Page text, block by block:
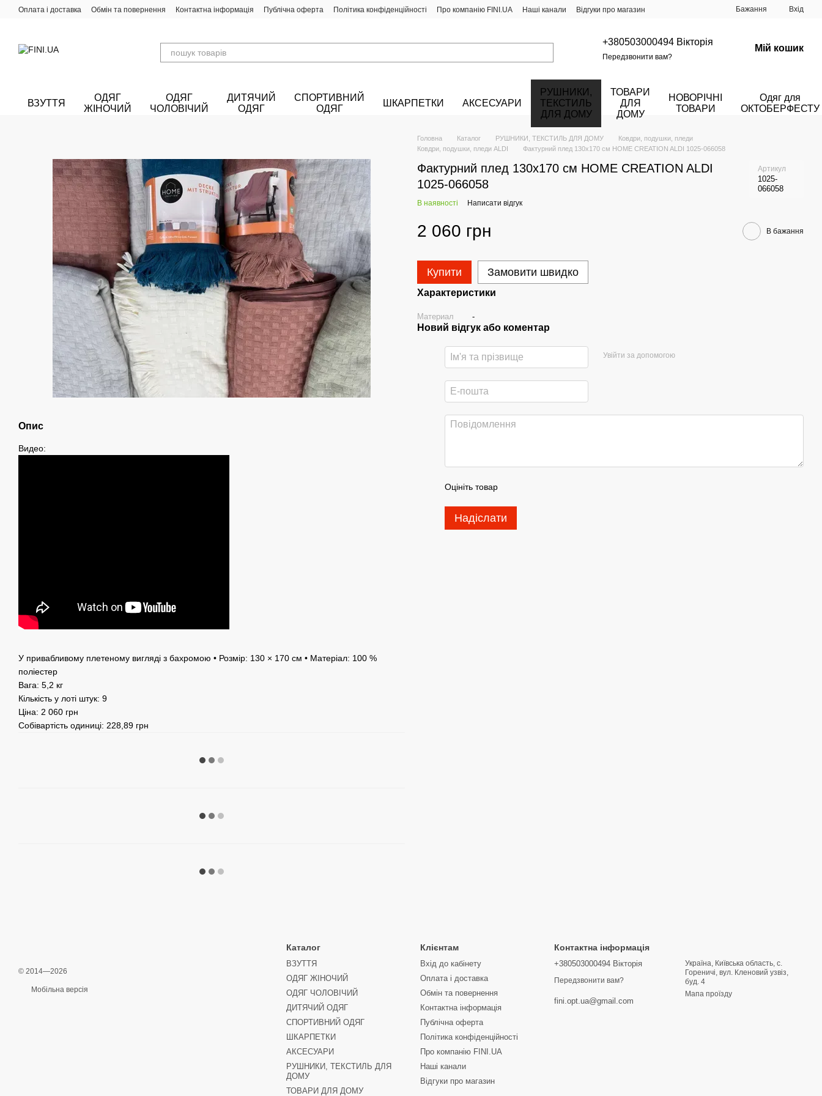
Перейти до основного контенту
Оплата і доставка Обмін та повернення Контактна інформація Публічна оферта Політика конфіденційності Про компанію FINI.UA Наші канали Відгуки про магазин Бажання Вхід
+380503000494 Вікторія
Передзвонити вам?
Мій кошик
ВЗУТТЯ
ОДЯГ
ЖІНОЧИЙ
ОДЯГ
ЧОЛОВІЧИЙ
ДИТЯЧИЙ
ОДЯГ
СПОРТИВНИЙ
ОДЯГ
ШКАРПЕТКИ АКСЕСУАРИ
РУШНИКИ,
ТЕКСТИЛЬ
ДЛЯ ДОМУ
ТОВАРИ
ДЛЯ
ДОМУ
НОВОРІЧНІ
ТОВАРИ
Одяг для
ОКТОБЕРФЕСТУ
Опис
Видео:
У привабливому плетеному вигляді з бахромою • Розмір: 130 × 170 см • Матеріал: 100 %
поліестер
Вага: 5,2 кг
Кількість у лоті штук: 9
Ціна: 2 060 грн
Собівартість одиниці: 228,89 грн
Головна Каталог РУШНИКИ, ТЕКСТИЛЬ ДЛЯ ДОМУ
Ковдри, подушки, пледи
Ковдри, подушки, пледи ALDI
Фактурний плед 130х170 см HOME CREATION ALDI 1025-066058
Фактурний плед 130х170 см HOME CREATION ALDI
1025-066058
Артикул
1025-
066058
В наявності Написати відгук
2 060 грн В бажання
Купити Замовити швидко
Характеристики
Материал -
Новий відгук або коментар
Увійти за допомогою
Оцініть товар
Надіслати
© 2014—2026
Мобільна версія
Каталог
ВЗУТТЯ
ОДЯГ ЖІНОЧИЙ
ОДЯГ ЧОЛОВІЧИЙ
ДИТЯЧИЙ ОДЯГ
СПОРТИВНИЙ ОДЯГ
ШКАРПЕТКИ
АКСЕСУАРИ
РУШНИКИ, ТЕКСТИЛЬ ДЛЯ
ДОМУ
ТОВАРИ ДЛЯ ДОМУ
Клієнтам
Вхід до кабінету
Оплата і доставка
Обмін та повернення
Контактна інформація
Публічна оферта
Політика конфіденційності
Про компанію FINI.UA
Наші канали
Відгуки про магазин
Контактна інформація
+380503000494 Вікторія
Передзвонити вам?
fini.opt.ua@gmail.com
Україна, Київська область, с.
Гореничі, вул. Кленовий узвіз,
буд. 4
Мапа проїзду